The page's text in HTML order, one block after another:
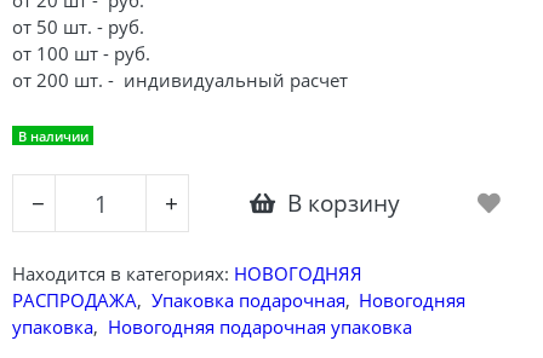
от 50 шт. - руб.
от 100 шт - руб.
от 200 шт. - индивидуальный расчет
В наличии
− + В корзину
Находится в категориях: НОВОГОДНЯЯ
РАСПРОДАЖА, Упаковка подарочная, Новогодняя
упаковка, Новогодняя подарочная упаковка